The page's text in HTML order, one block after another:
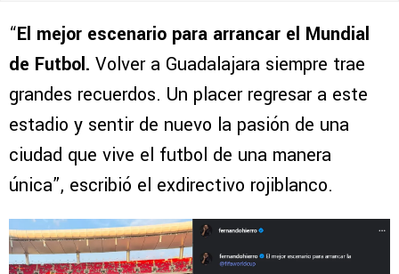
“El mejor escenario para arrancar el Mundial
de Futbol. Volver a Guadalajara siempre trae
grandes recuerdos. Un placer regresar a este
estadio y sentir de nuevo la pasión de una
ciudad que vive el futbol de una manera
única”, escribió el exdirectivo rojiblanco.